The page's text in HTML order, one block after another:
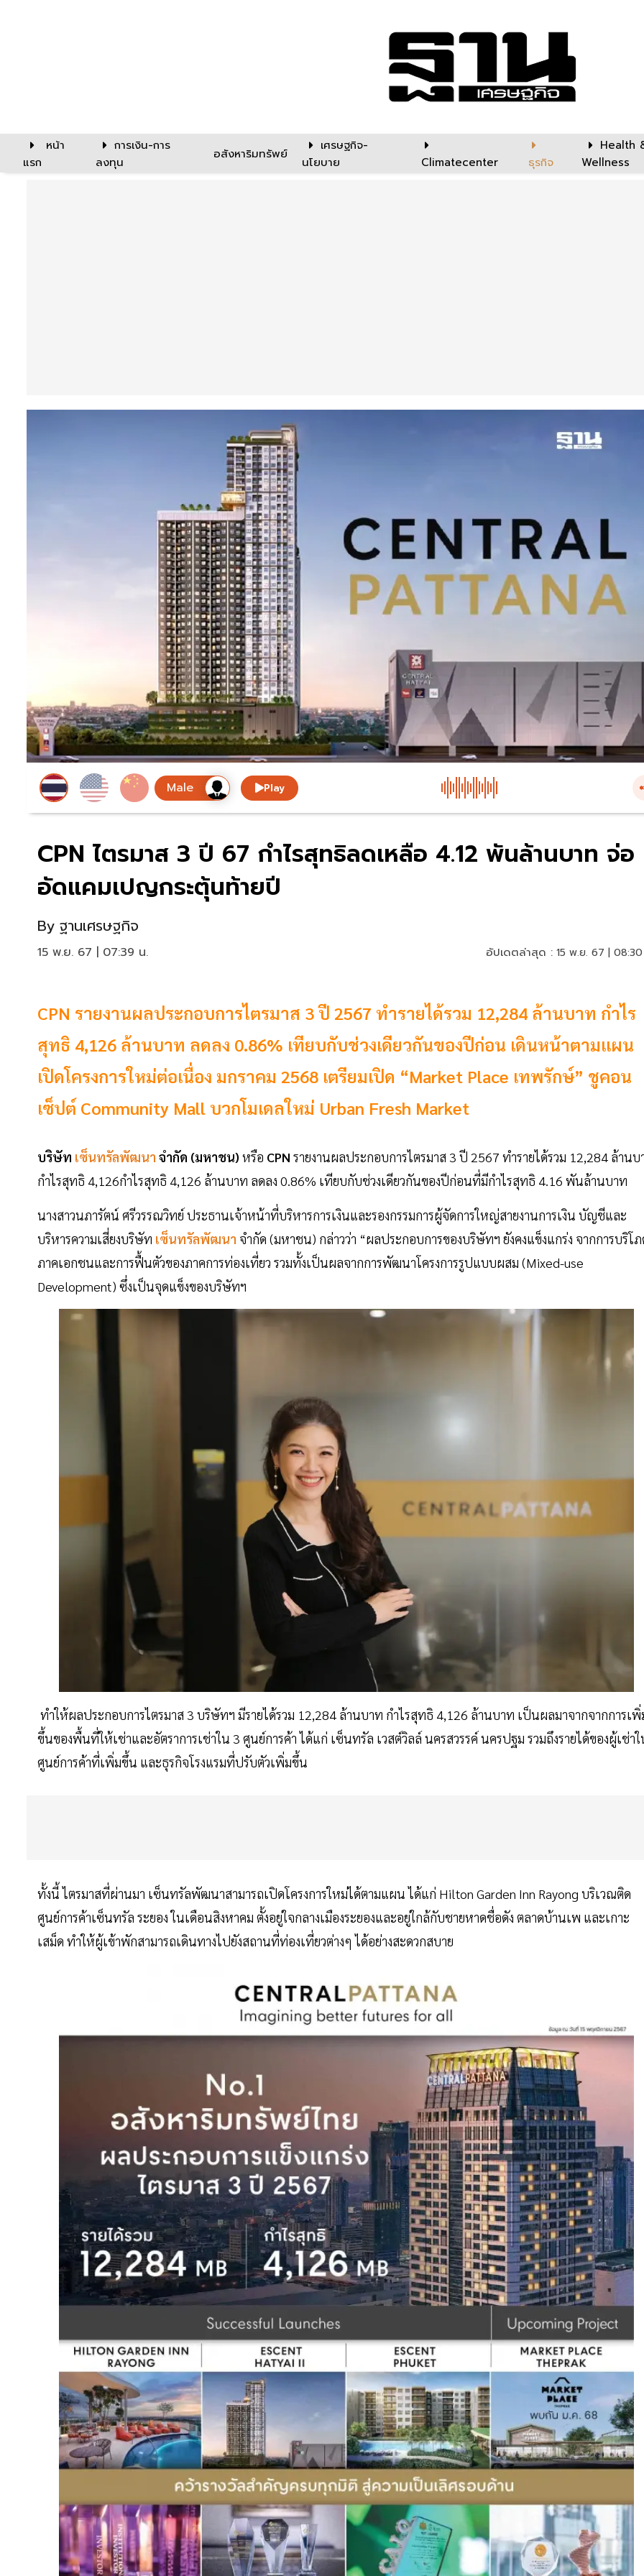
หน้า
แรก
การเงิน-การ
ลงทุน
อสังหาริมทรัพย์
เศรษฐกิจ-
นโยบาย
Climatecenter ธุรกิจ
Health
Wellness
Play
CPN ไตรมาส 3 ปี 67 กำไรสุทธิลดเหลือ 4.12 พันล้านบาท จ่อ
อัดแคมเปญกระตุ้นท้ายปี
By ฐานเศรษฐกิจ
15 พ.ย. 67 | 07:39 น. อัปเดตล่าสุด : 15 พ.ย. 67 |
CPN รายงานผลประกอบการไตรมาส 3 ปี 2567 ทำรายได้รวม 12,284 ล้านบาท กำไร
สุทธิ 4,126 ล้านบาท ลดลง 0.86% เทียบกับช่วงเดียวกันของปีก่อน เดินหน้าตามแผน
เปิดโครงการใหม่ต่อเนื่อง มกราคม 2568 เตรียมเปิด “Market Place เทพรักษ์” ชูคอน
เซ็ปต์ Community Mall บวกโมเดลใหม่ Urban Fresh Market
บริษัท เซ็นทรัลพัฒนา จำกัด (มหาชน) หรือ CPN รายงานผลประกอบการไตรมาส 3 ปี 2567 ทำรายได้รวม 12,284 ล้าน
กำไรสุทธิ 4,126กำไรสุทธิ 4,126 ล้านบาท ลดลง 0.86% เทียบกับช่วงเดียวกันของปีก่อนที่มีกำไรสุทธิ 4.16 พันล้านบาท
นางสาวนภารัตน์ ศรีวรรณวิทย์ ประธานเจ้าหน้าที่บริหารการเงินและรองกรรมการผู้จัดการใหญ่สายงานการเงิน บัญชีและ
บริหารความเสี่ยงบริษัท เซ็นทรัลพัฒนา จำกัด (มหาชน) กล่าวว่า “ผลประกอบการของบริษัทฯ ยังคงแข็งแกร่ง จากการบริโ
ภาคเอกชนและการฟื้นตัวของภาคการท่องเที่ยว รวมทั้งเป็นผลจากการพัฒนาโครงการรูปแบบผสม (Mixed-use
Development) ซึ่งเป็นจุดแข็งของบริษัทฯ
ทำให้ผลประกอบการไตรมาส 3 บริษัทฯ มีรายได้รวม 12,284 ล้านบาท กำไรสุทธิ 4,126 ล้านบาท เป็นผลมาจากจากการเ
ขึ้นของพื้นที่ให้เช่าและอัตราการเช่าใน 3 ศูนย์การค้า ได้แก่ เซ็นทรัล เวสต์วิลล์ นครสวรรค์ นครปฐม รวมถึงรายได้ของผู้เช่า
ศูนย์การค้าที่เพิ่มขึ้น และธุรกิจโรงแรมที่ปรับตัวเพิ่มขึ้น
ทั้งนี้ ไตรมาสที่ผ่านมา เซ็นทรัลพัฒนาสามารถเปิดโครงการใหม่ได้ตามแผน ได้แก่ Hilton Garden Inn Rayong บริเวณติด
ศูนย์การค้าเซ็นทรัล ระยอง ในเดือนสิงหาคม ตั้งอยู่ใจกลางเมืองระยองและอยู่ใกล้กับชายหาดชื่อดัง ตลาดบ้านเพ และเกาะ
เสม็ด ทำให้ผู้เข้าพักสามารถเดินทางไปยังสถานที่ท่องเที่ยวต่างๆ ได้อย่างสะดวกสบาย